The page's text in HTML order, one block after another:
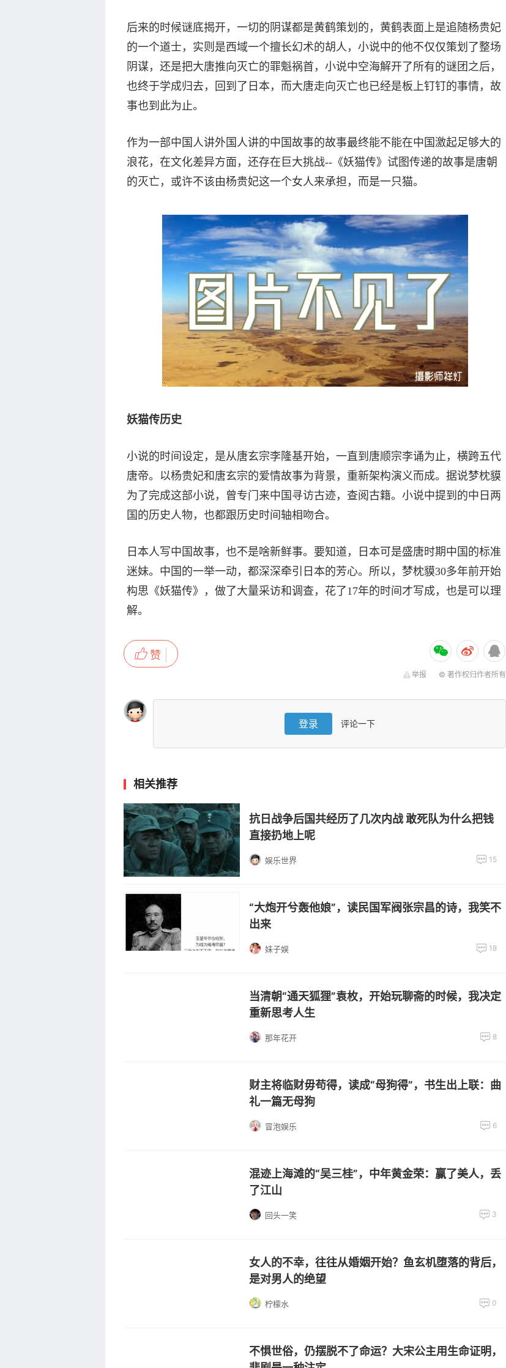
后来的时候谜底揭开，一切的阴谋都是黄鹤策划的，黄鹤表面上是追随杨贵妃
的一个道士，实则是西域一个擅长幻术的胡人，小说中的他不仅仅策划了整场
阴谋，还是把大唐推向灭亡的罪魁祸首，小说中空海解开了所有的谜团之后，
也终于学成归去，回到了日本，而大唐走向灭亡也已经是板上钉钉的事情，故
事也到此为止。
作为一部中国人讲外国人讲的中国故事的故事最终能不能在中国激起足够大的
浪花，在文化差异方面，还存在巨大挑战--《妖猫传》试图传递的故事是唐朝
的灭亡，或许不该由杨贵妃这一个女人来承担，而是一只猫。
妖猫传历史
小说的时间设定，是从唐玄宗李隆基开始，一直到唐顺宗李诵为止，横跨五代
唐帝。以杨贵妃和唐玄宗的爱情故事为背景，重新架构演义而成。据说梦枕貘
为了完成这部小说，曾专门来中国寻访古迹，查阅古籍。小说中提到的中日两
国的历史人物，也都跟历史时间轴相吻合。
日本人写中国故事，也不是啥新鲜事。要知道，日本可是盛唐时期中国的标准
迷妹。中国的一举一动，都深深牵引日本的芳心。所以，梦枕貘30多年前开始
构思《妖猫传》，做了大量采访和调查，花了17年的时间才写成，也是可以理
解。
赞
© 著作权归作者所有
举报
登录 评论一下
相关推荐
抗日战争后国共经历了几次内战 敢死队为什么把钱
直接扔地上呢
娱乐世界 15
“大炮开兮轰他娘”，读民国军阀张宗昌的诗，我笑不
出来
妹子娱 18
当清朝“通天狐狸”袁枚，开始玩聊斋的时候，我决定
重新思考人生
那年花开 8
财主将临财毋苟得，读成“母狗得”，书生出上联：曲
礼一篇无母狗
冒泡娱乐 6
混迹上海滩的“吴三桂”，中年黄金荣：赢了美人，丢
了江山
回头一笑 3
女人的不幸，往往从婚姻开始？鱼玄机堕落的背后，
是对男人的绝望
柠檬水 0
不惧世俗，仍摆脱不了命运？大宋公主用生命证明，